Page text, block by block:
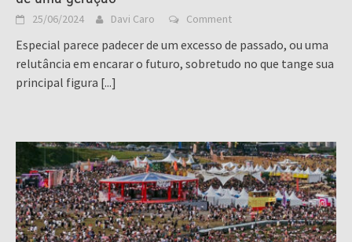
25/06/2024 Davi Caro Comment
Especial parece padecer de um excesso de passado, ou uma
relutância em encarar o futuro, sobretudo no que tange sua
principal figura [...]